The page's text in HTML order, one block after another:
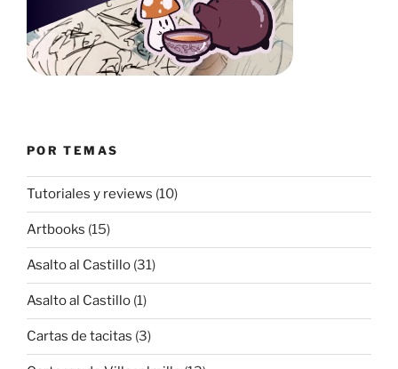
POR TEMAS
Tutoriales y reviews (10)
Artbooks (15)
Asalto al Castillo (31)
Asalto al Castillo (1)
Cartas de tacitas (3)